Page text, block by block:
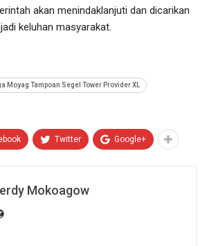
akan menindaklanjuti dan dicarikan
keluhan masyarakat.
Moyag Tampoan Segel Tower Provider XL
Twitter Google+
Mokoagow